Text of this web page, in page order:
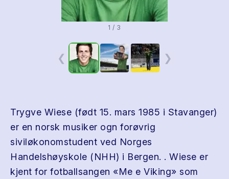
1 / 3
❮ ❯
Trygve Wiese (født 15. mars 1985 i Stavanger)
er en norsk musiker ogn forøvrig
siviløkonomstudent ved Norges
Handelshøyskole (NHH) i Bergen. . Wiese er
kjent for fotballsangen «Me e Viking» som